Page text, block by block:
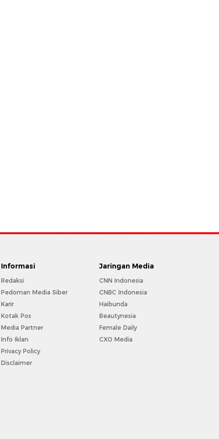
Informasi
Redaksi
Pedoman Media Siber
Karir
Kotak Pos
Media Partner
Info Iklan
Privacy Policy
Disclaimer
Jaringan Media
CNN Indonesia
CNBC Indonesia
Haibunda
Beautynesia
Female Daily
CXO Media